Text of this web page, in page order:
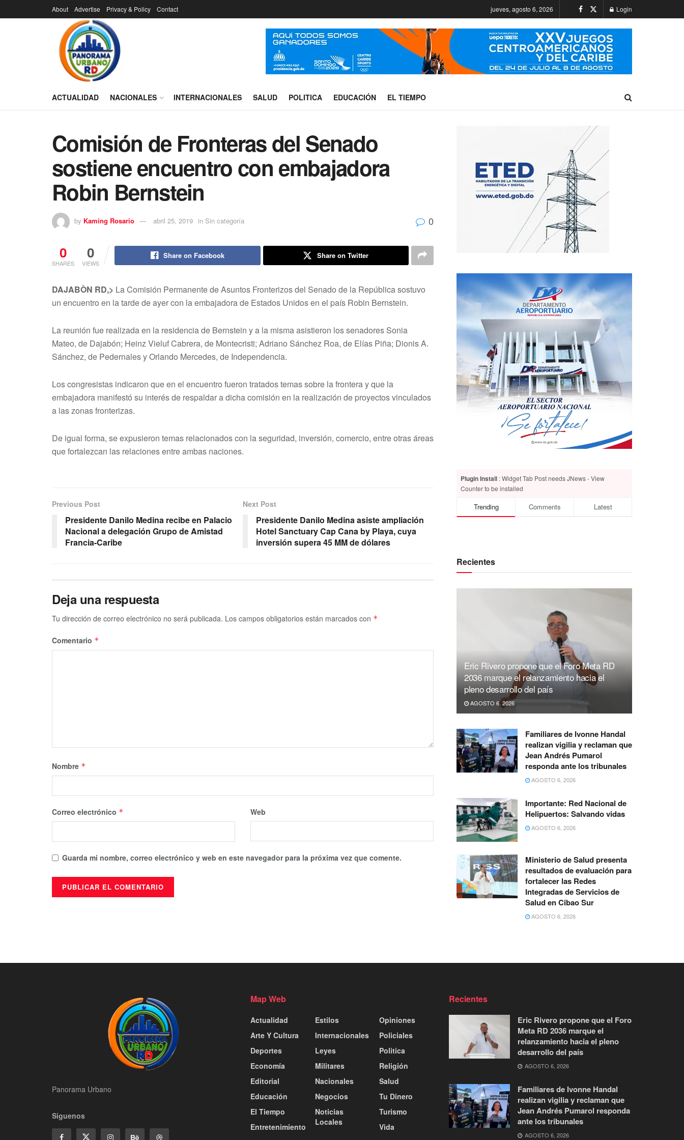
About Advertise Privacy & Policy Contact jueves, agosto 6, 2026 Login
ACTUALIDAD NACIONALES INTERNACIONALES SALUD POLITICA EDUCACIÓN EL TIEMPO
Comisión de Fronteras del Senado
sostiene encuentro con embajadora
Robin Bernstein
by Kaming Rosario abril 25, 2019 in Sin categoría 0
0
SHARES
0
VIEWS
Share on Facebook Share on Twitter
DAJABÒN RD,> La Comisión Permanente de Asuntos Fronterizos del Senado de la República sostuvo
un encuentro en la tarde de ayer con la embajadora de Estados Unidos en el país Robin Bernstein.
La reunión fue realizada en la residencia de Bernstein y a la misma asistieron los senadores Sonia
Mateo, de Dajabón; Heinz Vieluf Cabrera, de Montecristi; Adriano Sánchez Roa, de Elías Piña; Dionis A.
Sánchez, de Pedernales y Orlando Mercedes, de Independencia.
Los congresistas indicaron que en el encuentro fueron tratados temas sobre la frontera y que la
embajadora manifestó su interés de respaldar a dicha comisión en la realización de proyectos vinculados
a las zonas fronterizas.
De igual forma, se expusieron temas relacionados con la seguridad, inversión, comercio, entre otras áreas
que fortalezcan las relaciones entre ambas naciones.
Previous Post
Presidente Danilo Medina recibe en Palacio
Nacional a delegación Grupo de Amistad
Francia-Caribe
Next Post
Presidente Danilo Medina asiste ampliación
Hotel Sanctuary Cap Cana by Playa, cuya
inversión supera 45 MM de dólares
Deja una respuesta
Tu dirección de correo electrónico no será publicada. Los campos obligatorios están marcados con *
Comentario *
Nombre *
Correo electrónico * Web
Guarda mi nombre, correo electrónico y web en este navegador para la próxima vez que comente.
Plugin Install : Widget Tab Post needs JNews - View
Counter to be installed
Trending Comments Latest
Recientes
Eric Rivero propone que el Foro Meta RD
2036 marque el relanzamiento hacia el
pleno desarrollo del país
AGOSTO 6, 2026
Familiares de Ivonne Handal
realizan vigilia y reclaman que
Jean Andrés Pumarol
responda ante los tribunales
AGOSTO 6, 2026
Importante: Red Nacional de
Helipuertos: Salvando vidas
AGOSTO 6, 2026
Ministerio de Salud presenta
resultados de evaluación para
fortalecer las Redes
Integradas de Servicios de
Salud en Cibao Sur
AGOSTO 6, 2026
Panorama Urbano
Siguenos
Map Web
Actualidad
Arte Y Cultura
Deportes
Economía
Editorial
Educación
El Tiempo
Entretenimiento
Estilos
Internacionales
Leyes
Militares
Nacionales
Negocios
Noticias
Locales
Opiniones
Policiales
Politica
Religión
Salud
Tu Dinero
Turismo
Vida
Recientes
Eric Rivero propone que el Foro
Meta RD 2036 marque el
relanzamiento hacia el pleno
desarrollo del país
AGOSTO 6, 2026
Familiares de Ivonne Handal
realizan vigilia y reclaman que
Jean Andrés Pumarol responda
ante los tribunales
AGOSTO 6, 2026